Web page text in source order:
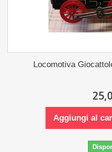
Locomotiva
Aggiungi al